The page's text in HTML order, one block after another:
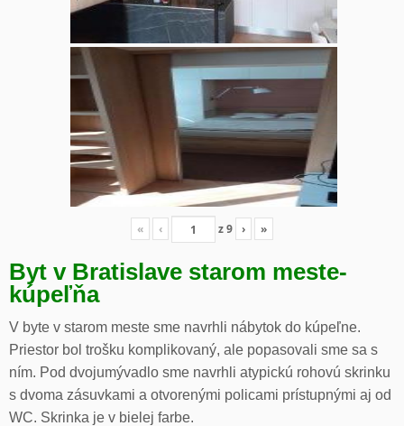
« ‹ z9 › »
Byt v Bratislave starom meste-
kúpeľňa
V byte v starom meste sme navrhli nábytok do kúpeľne.
Priestor bol trošku komplikovaný, ale popasovali sme sa s
ním. Pod dvojumývadlo sme navrhli atypickú rohovú skrinku
s dvoma zásuvkami a otvorenými policami prístupnými aj od
WC. Skrinka je v bielej farbe.